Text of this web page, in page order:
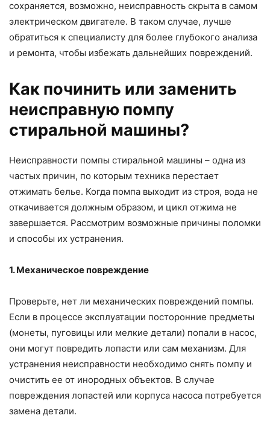
сохраняется, возможно, неисправность скрыта в самом
электрическом двигателе. В таком случае, лучше
обратиться к специалисту для более глубокого анализа
и ремонта, чтобы избежать дальнейших повреждений.
Как починить или заменить
неисправную помпу
стиральной машины?
Неисправности помпы стиральной машины – одна из
частых причин, по которым техника перестает
отжимать белье. Когда помпа выходит из строя, вода не
откачивается должным образом, и цикл отжима не
завершается. Рассмотрим возможные причины поломки
и способы их устранения.
1. Механическое повреждение
Проверьте, нет ли механических повреждений помпы.
Если в процессе эксплуатации посторонние предметы
(монеты, пуговицы или мелкие детали) попали в насос,
они могут повредить лопасти или сам механизм. Для
устранения неисправности необходимо снять помпу и
очистить ее от инородных объектов. В случае
повреждения лопастей или корпуса насоса потребуется
замена детали.